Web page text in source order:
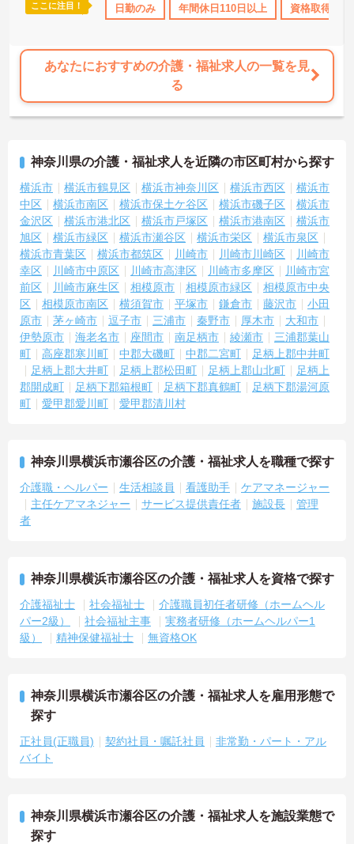
110日以上 資格取得サポート 研修制度あり 産休･育休･介護
ここに注目！ 日勤のみ 年間休日110日以上 資格取得サポ
あなたにおすすめの介護・福祉求人の一覧を見
る
神奈川県の介護・福祉求人を近隣の市区町村から探す
横浜市 横浜市鶴見区 横浜市神奈川区 横浜市西区
横浜市
中区
横浜市南区 横浜市保土ケ谷区 横浜市磯子区
横浜市
金沢区
横浜市港北区 横浜市戸塚区 横浜市港南区
横浜市
旭区
横浜市緑区 横浜市瀬谷区 横浜市栄区
横浜市泉区
横浜市青葉区
横浜市都筑区 川崎市 川崎市川崎区
川崎市
幸区
川崎市中原区 川崎市高津区 川崎市多摩区
川崎市宮
前区
川崎市麻生区 相模原市 相模原市緑区
相模原市中央
区
相模原市南区 横須賀市 平塚市 鎌倉市 藤沢市
小田
原市
茅ヶ崎市 逗子市 三浦市 秦野市 厚木市
大和市
伊勢原市
海老名市 座間市 南足柄市 綾瀬市
三浦郡葉山
町
高座郡寒川町 中郡大磯町 中郡二宮町
足柄上郡中井町
足柄上郡大井町
足柄上郡松田町 足柄上郡山北町
足柄上
郡開成町
足柄下郡箱根町 足柄下郡真鶴町
足柄下郡湯河原
町
愛甲郡愛川町 愛甲郡清川村
神奈川県横浜市瀬谷区の介護・福祉求人を職種で探す
介護職・ヘルパー 生活相談員 看護助手
ケアマネージャー
主任ケアマネジャー
サービス提供責任者 施設長
管理
者
神奈川県横浜市瀬谷区の介護・福祉求人を資格で探す
介護福祉士 社会福祉士
介護職員初任者研修（ホームヘル
パー2級）
社会福祉主事
実務者研修（ホームヘルパー1
級）
精神保健福祉士 無資格OK
神奈川県横浜市瀬谷区の介護・福祉求人を雇用形態で
探す
正社員(正職員) 契約社員・嘱託社員
非常勤・パート・アル
バイト
神奈川県横浜市瀬谷区の介護・福祉求人を施設業態で
探す